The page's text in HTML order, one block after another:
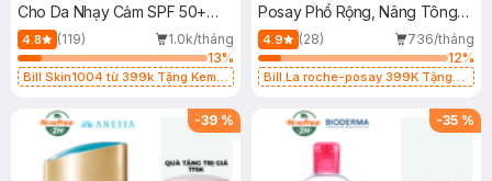
Cho Da Nhạy Cảm SPF 50+
50ml
4.8 (119)
1.0k/tháng
13%
Bill Skin1004 từ 399k Tặng Kem
SPF 50+ 20ml (SL Có Hạn)
Posay Phổ Rộng, Nâng Tông
Kiềm Dầu 50ml
4.9 (28)
736/tháng
12%
Bill La roche-posay 399K Tặng
(SL có hạn)
-39 % -35 %